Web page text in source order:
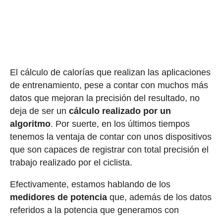
El cálculo de calorías que realizan las aplicaciones
de entrenamiento, pese a contar con muchos más
datos que mejoran la precisión del resultado, no
deja de ser un cálculo realizado por un
algoritmo. Por suerte, en los últimos tiempos
tenemos la ventaja de contar con unos dispositivos
que son capaces de registrar con total precisión el
trabajo realizado por el ciclista.
Efectivamente, estamos hablando de los
medidores de potenciaque, además de los datos
referidos a la potencia que generamos con